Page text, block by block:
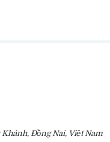
Đồng Nai, Việt Nam